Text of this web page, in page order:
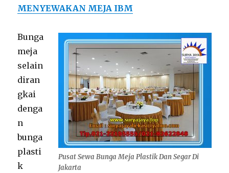
MENYEWAKAN MEJA IBM
Pusat Sewa Bunga Meja Plastik Dan Segar Di
Jakarta
Bunga
meja
selain
diran
gkai
denga
n
bunga
plasti
k